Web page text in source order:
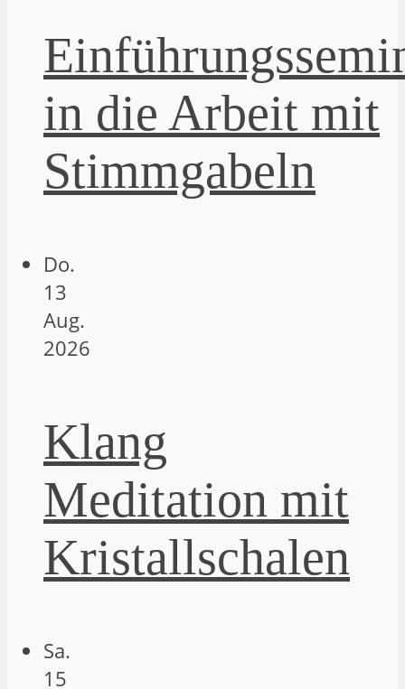
in die Arbeit mit
Stimmgabeln
Do.
13
Aug.
2026
Klang
Meditation mit
Kristallschalen
Sa.
15